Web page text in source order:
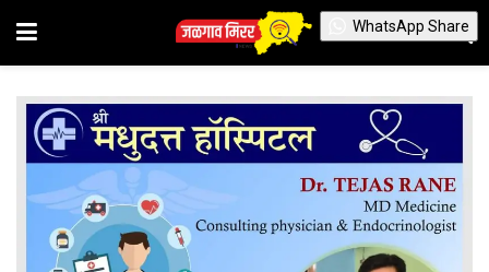
WhatsApp Share